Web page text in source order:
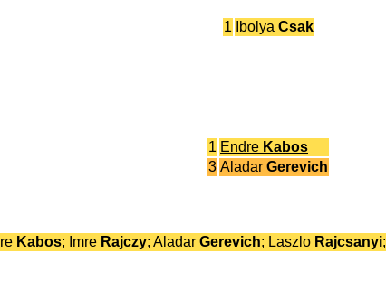
1 Ibolya Csak
1 Endre Kabos
3 Aladar Gerevich
Kabos; Imre Rajczy; Aladar Gerevich; Laszlo Rajcsanyi;